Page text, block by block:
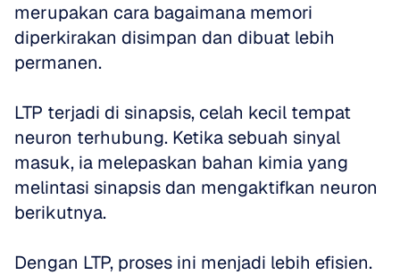
merupakan cara bagaimana memori
diperkirakan disimpan dan dibuat lebih
permanen.
LTP terjadi di sinapsis, celah kecil tempat
neuron terhubung. Ketika sebuah sinyal
masuk, ia melepaskan bahan kimia yang
melintasi sinapsis dan mengaktifkan neuron
berikutnya.
Dengan LTP, proses ini menjadi lebih efisien.